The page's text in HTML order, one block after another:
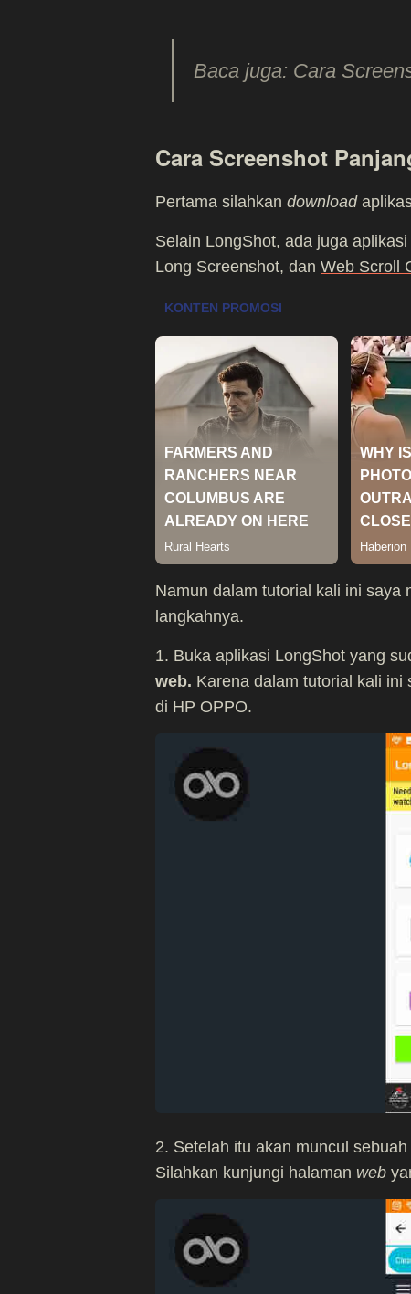
Baca juga: Cara
Cara Screenshot
Pertama silahkan download
Selain LongShot, ada juga
Long Screenshot, dan Web Scroll
Namun dalam tutorial kali ini saya
langkahnya.
1. Buka aplikasi LongShot yang
web. Karena dalam tutorial kali ini
di HP OPPO.
2. Setelah itu akan muncul
Silahkan kunjungi halaman web